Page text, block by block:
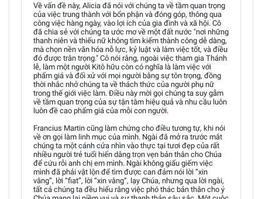
Về vấn đề này, Alicia đã nói với chúng ta về tầm quan trọng
của việc trung thành với bổn phận và đóng góp, thông qua
công việc hàng ngày, vào lợi ích của gia đình và xã hội. Cô
đã chia sẻ với chúng ta ước mơ về một đất nước "nơi những
thanh niên và thiếu nữ không tìm kiếm thành công dễ dàng,
mà chọn nền văn hóa nỗ lực, kỷ luật và làm việc tốt, và điều
đó được trân trọng." Cô nói rằng, ngoài việc tham gia Thánh
lễ, làm một người Kitô hữu còn có nghĩa là làm việc với
phẩm giá và đối xử với mọi người bằng sự tôn trọng, đồng
thời nhắc nhở chúng ta về thách thức của người phụ nữ
trong thế giới việc làm. Điều này mời gọi chúng ta suy gẫm
về tầm quan trọng của sự tận tâm hiệu quả và nhu cầu luôn
luôn đề cao phẩm giá của mỗi con người.
Francius Martin cũng làm chứng cho điều tương tự, khi nói
về ơn gọi làm linh mục của mình. Ngài đã mở ra trước mắt
chúng ta một cánh cửa nhìn vào thực tại tươi đẹp của rất
nhiều người trẻ tuổi hiến dâng trọn vẹn bản thân cho Chúa
để cứu rỗi anh chị em mình. Ngài không giấu giếm việc
mình đã phải vật lộn để tìm được can đảm nói lời “xin
vâng”, lời “fiat”, lời “xin vâng”, lạy Chúa, nhưng qua lời ngài,
tất cả chúng ta đều hiểu rằng việc phó thác bản thân cho ý